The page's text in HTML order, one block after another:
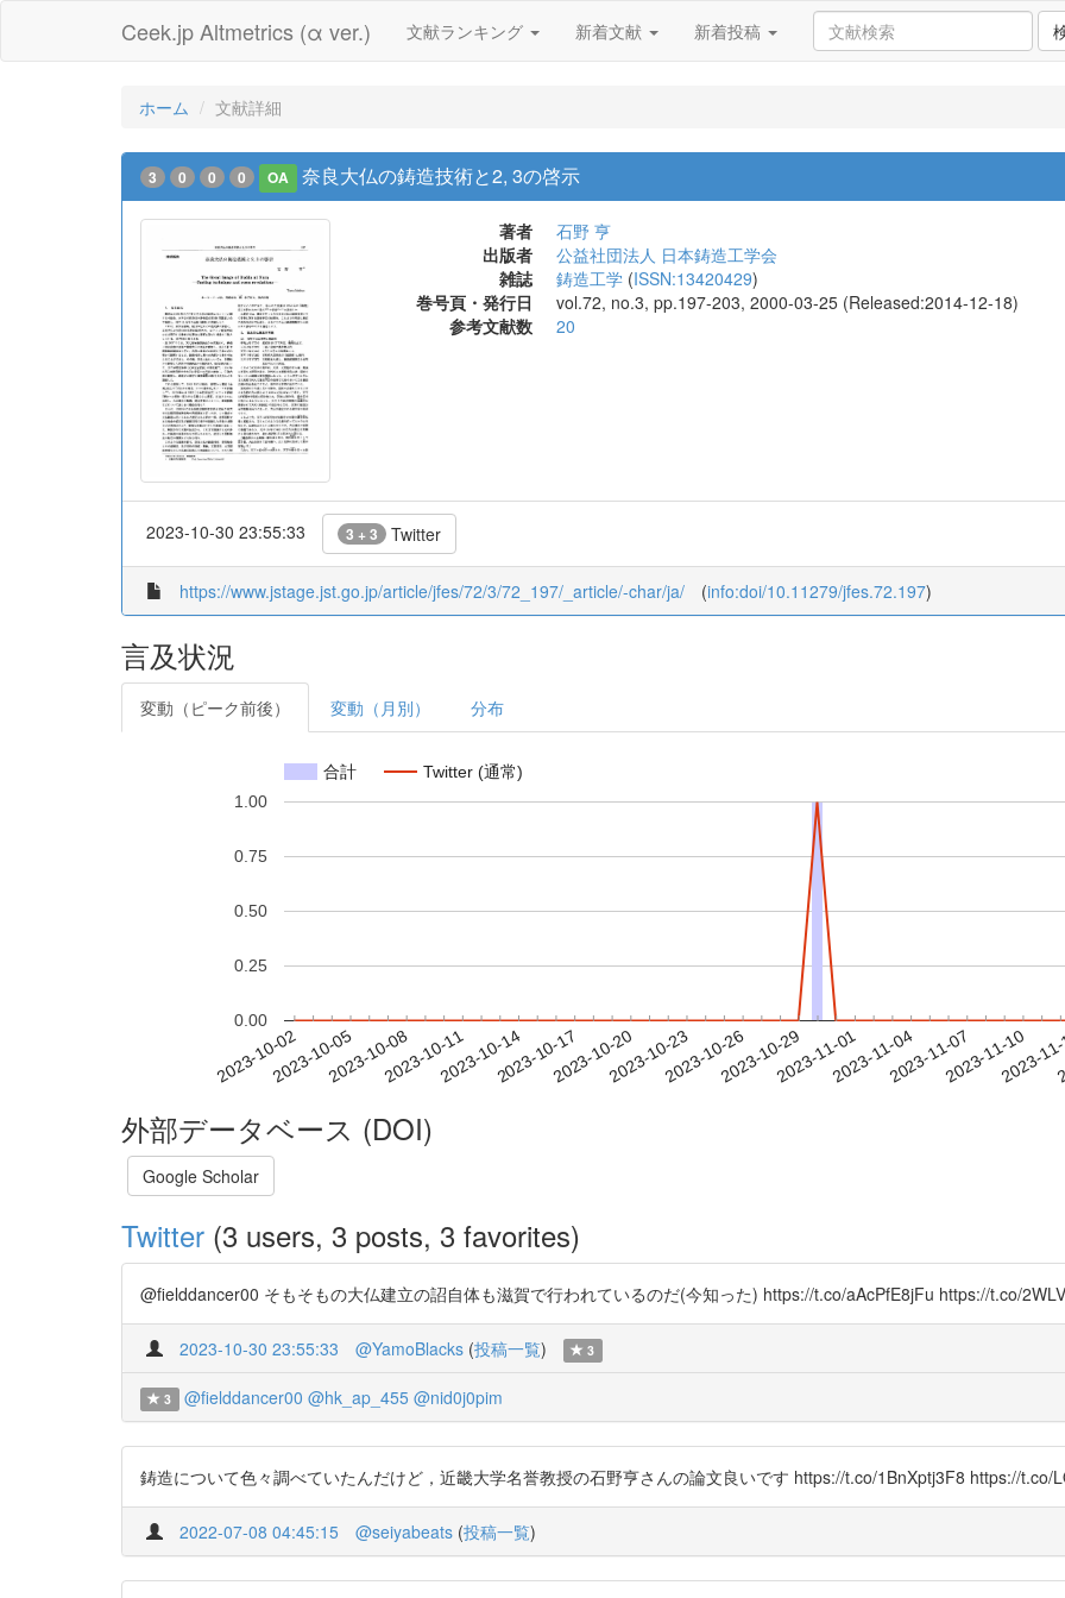
Ceek.jp Altmetrics (α ver.) 文献ランキング 新着文献 新着投稿
ホーム 文献詳細
3 0 0 0 OA 奈良大仏の鋳造技術と2, 3の啓示
著者
石野 亨
出版者
公益社団法人 日本鋳造工学会
雑誌
鋳造工学 (ISSN:13420429)
巻号頁・発行日
vol.72, no.3, pp.197-203, 2000-03-25 (Released:2014-12-18)
参考文献数
20
2023-10-30 23:55:33 3 + 3 Twitter
https://www.jstage.jst.go.jp/article/jfes/72/3/72_197/_article/-char/ja/ (info:doi/10.11279/jfes.72.197)
言及状況
変動（ピーク前後） 変動（月別） 分布
合計 Twitter (通常)
2023-10-022023-10-052023-10-082023-10-112023-10-142023-10-172023-10-202023-10-232023-10-262023-10-292023-11-012023-11-042023-11-072023-11-10
2023-
0.00
0.25
0.50
0.75
1.00
外部データベース (DOI)
Google Scholar
Twitter (3 users, 3 posts, 3 favorites)
@fielddancer00 そもそもの大仏建立の詔自体も滋賀で行われているのだ(今知った) https://t.co/aAcPfE8jFu https://t.co/
2023-10-30 23:55:33 @YamoBlacks (投稿一覧) 3
3 @fielddancer00 @hk_ap_455 @nid0j0pim
鋳造について色々調べていたんだけど，近畿大学名誉教授の石野亨さんの論文良いです https://t.co/1BnXptj3F8 https://t.co/
2022-07-08 04:45:15 @seiyabeats (投稿一覧)